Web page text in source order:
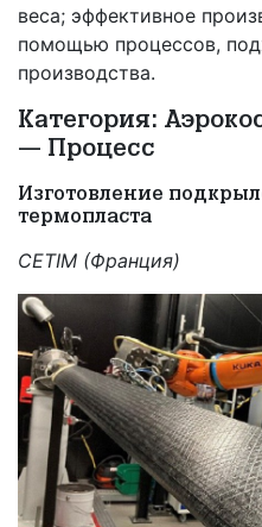
веса; эффективное
помощью процессов,
производства.
Категория:
— Процесс
Изготовление
термопласта
CETIM (Франция)